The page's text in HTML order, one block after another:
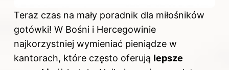
Teraz czas na mały poradnik dla miłośników
gotówki! W Bośni i Hercegowinie
najkorzystniej wymieniać pieniądze w
kantorach, które często oferują lepsze